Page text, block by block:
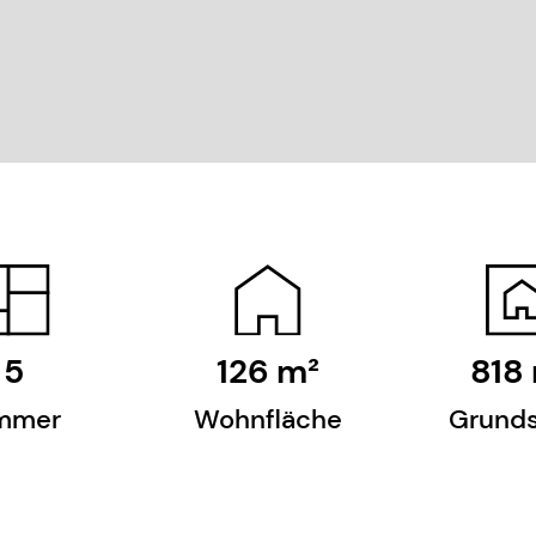
5 126 m²
Wohnfläche
818